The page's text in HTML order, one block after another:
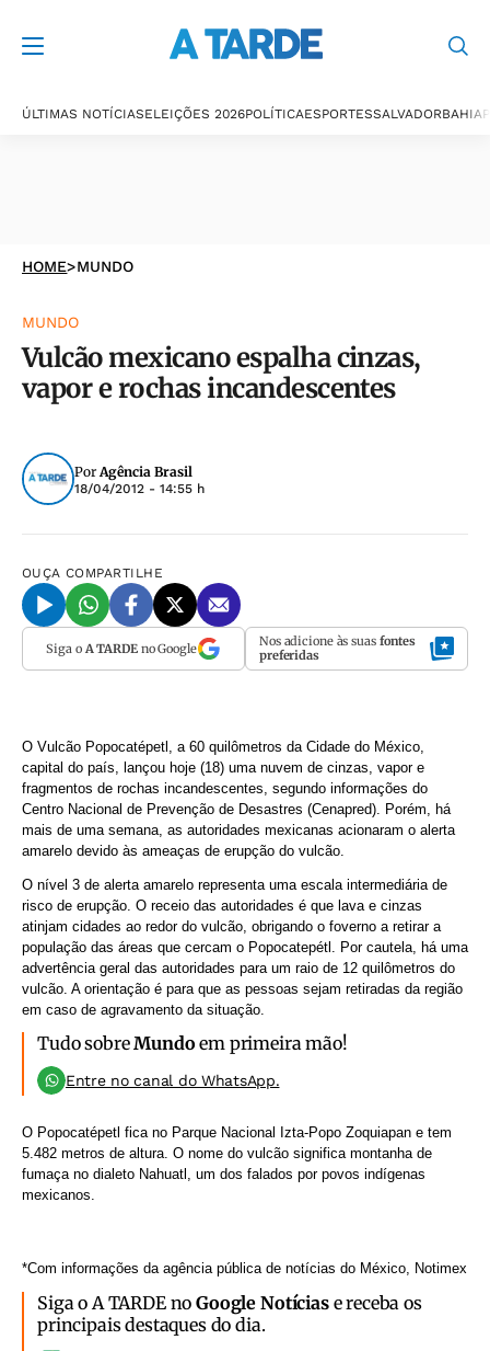
ÚLTIMAS NOTÍCIASELEIÇÕES 2026POLÍTICAESPORTESSALVADORBAHIA
HOME>MUNDO
MUNDO
Vulcão mexicano espalha cinzas,
vapor e rochas incandescentes
PorAgência Brasil
18/04/2012 - 14:55 h
OUÇA COMPARTILHE
Siga o A TARDEno Google Nos adicione às suas fontes
preferidas
O Vulcão Popocatépetl, a 60 quilômetros da Cidade do México,
capital do país, lançou hoje (18) uma nuvem de cinzas, vapor e
fragmentos de rochas incandescentes, segundo informações do
Centro Nacional de Prevenção de Desastres (Cenapred). Porém, há
mais de uma semana, as autoridades mexicanas acionaram o alerta
amarelo devido às ameaças de erupção do vulcão.
O nível 3 de alerta amarelo representa uma escala intermediária de
risco de erupção. O receio das autoridades é que lava e cinzas
atinjam cidades ao redor do vulcão, obrigando o foverno a retirar a
população das áreas que cercam o Popocatepétl. Por cautela, há uma
advertência geral das autoridades para um raio de 12 quilômetros do
vulcão. A orientação é para que as pessoas sejam retiradas da região
em caso de agravamento da situação.
Tudo sobreMundo em primeira mão!
Entre no canal do WhatsApp.
O Popocatépetl fica no Parque Nacional Izta-Popo Zoquiapan e tem
5.482 metros de altura. O nome do vulcão significa montanha de
fumaça no dialeto Nahuatl, um dos falados por povos indígenas
mexicanos.
*Com informações da agência pública de notícias do México, Notimex
Siga o A TARDE noGoogle Notíciase receba os
principais destaques do dia.